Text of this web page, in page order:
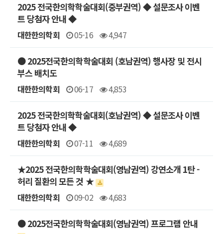
2025 전국한의학학술대회(중부권역) ◆ 설문조사 이벤
트 당첨자 안내 ◆
대한한의학회 05-16 4,947
● 2025전국한의학학술대회 (호남권역) 행사장 및 전시
부스 배치도
대한한의학회 06-17 4,853
2025 전국한의학학술대회(호남권역) ◆ 설문조사 이벤
트 당첨자 안내 ◆
대한한의학회 07-11 4,689
★2025 전국한의학학술대회(영남권역) 강연소개 1탄 -
허리 질환의 모든 것 ★
대한한의학회 09-02 4,683
● 2025전국한의학학술대회(영남권역) 프로그램 안내